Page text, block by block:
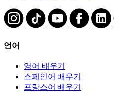
언어
영어 배우기
스페인어 배우기
프랑스어 배우기